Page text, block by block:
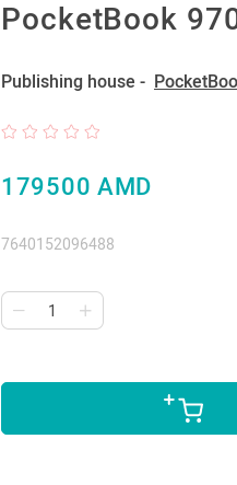
PocketBook
Publishing house -
179500 AMD
7640152096488